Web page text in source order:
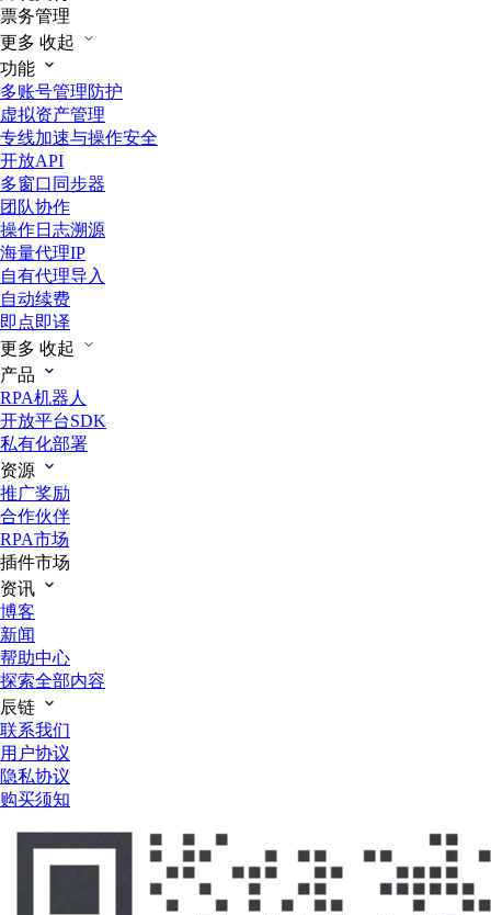
票务管理
更多 收起
功能
多账号管理防护
虚拟资产管理
专线加速与操作安全
开放API
多窗口同步器
团队协作
操作日志溯源
海量代理IP
自有代理导入
自动续费
即点即译
更多 收起
产品
RPA机器人
开放平台SDK
私有化部署
资源
推广奖励
合作伙伴
RPA市场
插件市场
资讯
博客
新闻
帮助中心
探索全部内容
辰链
联系我们
用户协议
隐私协议
购买须知